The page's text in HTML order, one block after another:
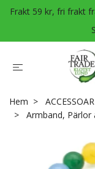
Frakt 59 kr, fri frakt
Hem
Armband, Pärlor